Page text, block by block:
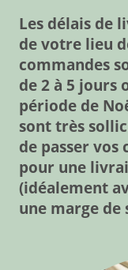
Les délais de
de votre lieu
commandes
de 2 à 5 jours
période de
sont très
de passer vos
pour une
(idéalement
une marge de